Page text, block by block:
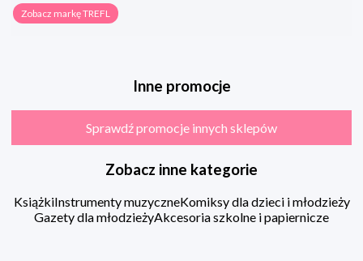
Zobacz markę TREFL
Inne promocje
Sprawdź promocje innych sklepów
Zobacz inne kategorie
KsiążkiInstrumenty muzyczneKomiksy dla dzieci i młodzieży
Gazety dla młodzieżyAkcesoria szkolne i papiernicze